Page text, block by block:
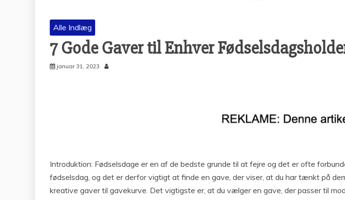
Alle Indlæg
7 Gode Gaver til Enhver
januar 31, 2023
Introduktion: Fødselsdage er en af de bedste grunde til at fejre og det er ofte
fødselsdag, og det er derfor vigtigt at finde en gave, der viser, at du har tænkt på
kreative gaver til gavekurve. Det vigtigste er, at du vælger en gave, der passer til